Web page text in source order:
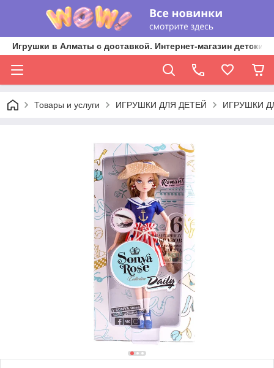
Игрушки в Алматы с доставкой. Интернет-магазин
Товары и услуги ИГРУШКИ ДЛЯ ДЕТЕЙ ИГРУШКИ